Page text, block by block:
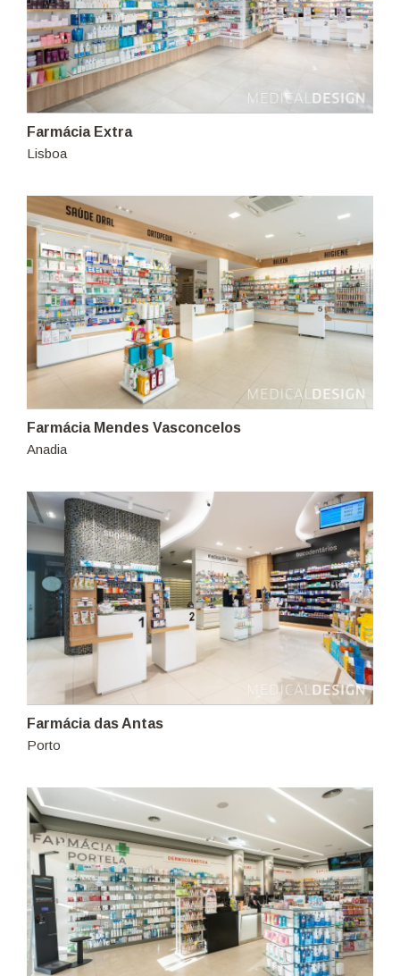
Farmácia Extra
Lisboa
Farmácia Mendes Vasconcelos
Anadia
Farmácia das Antas
Porto